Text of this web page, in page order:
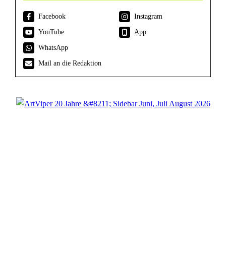
Facebook
Instagram
YouTube
App
WhatsApp
Mail an die Redaktion